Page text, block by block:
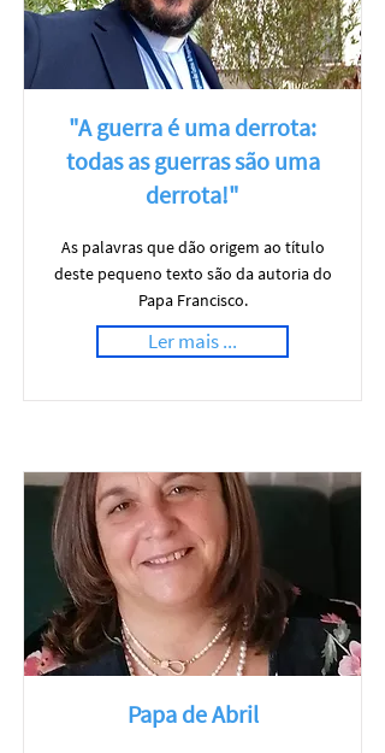
"A guerra é uma derrota:
todas as guerras são uma
derrota!"
As palavras que dão origem ao título
deste pequeno texto são da autoria do
Papa Francisco.
Ler mais ...
Papa de Abril